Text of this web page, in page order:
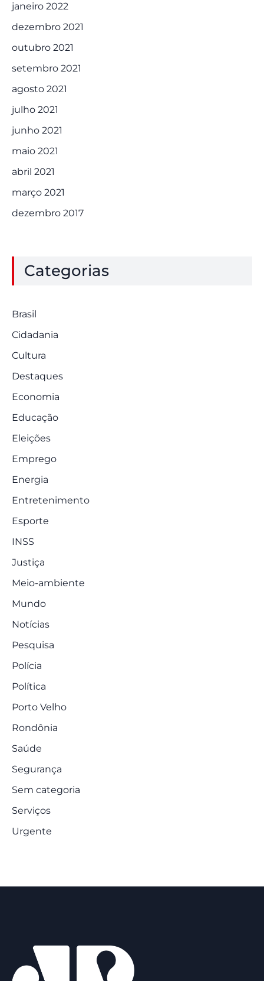
janeiro 2022
dezembro 2021
outubro 2021
setembro 2021
agosto 2021
julho 2021
junho 2021
maio 2021
abril 2021
março 2021
dezembro 2017
Categorias
Brasil
Cidadania
Cultura
Destaques
Economia
Educação
Eleições
Emprego
Energia
Entretenimento
Esporte
INSS
Justiça
Meio-ambiente
Mundo
Notícias
Pesquisa
Polícia
Política
Porto Velho
Rondônia
Saúde
Segurança
Sem categoria
Serviços
Urgente